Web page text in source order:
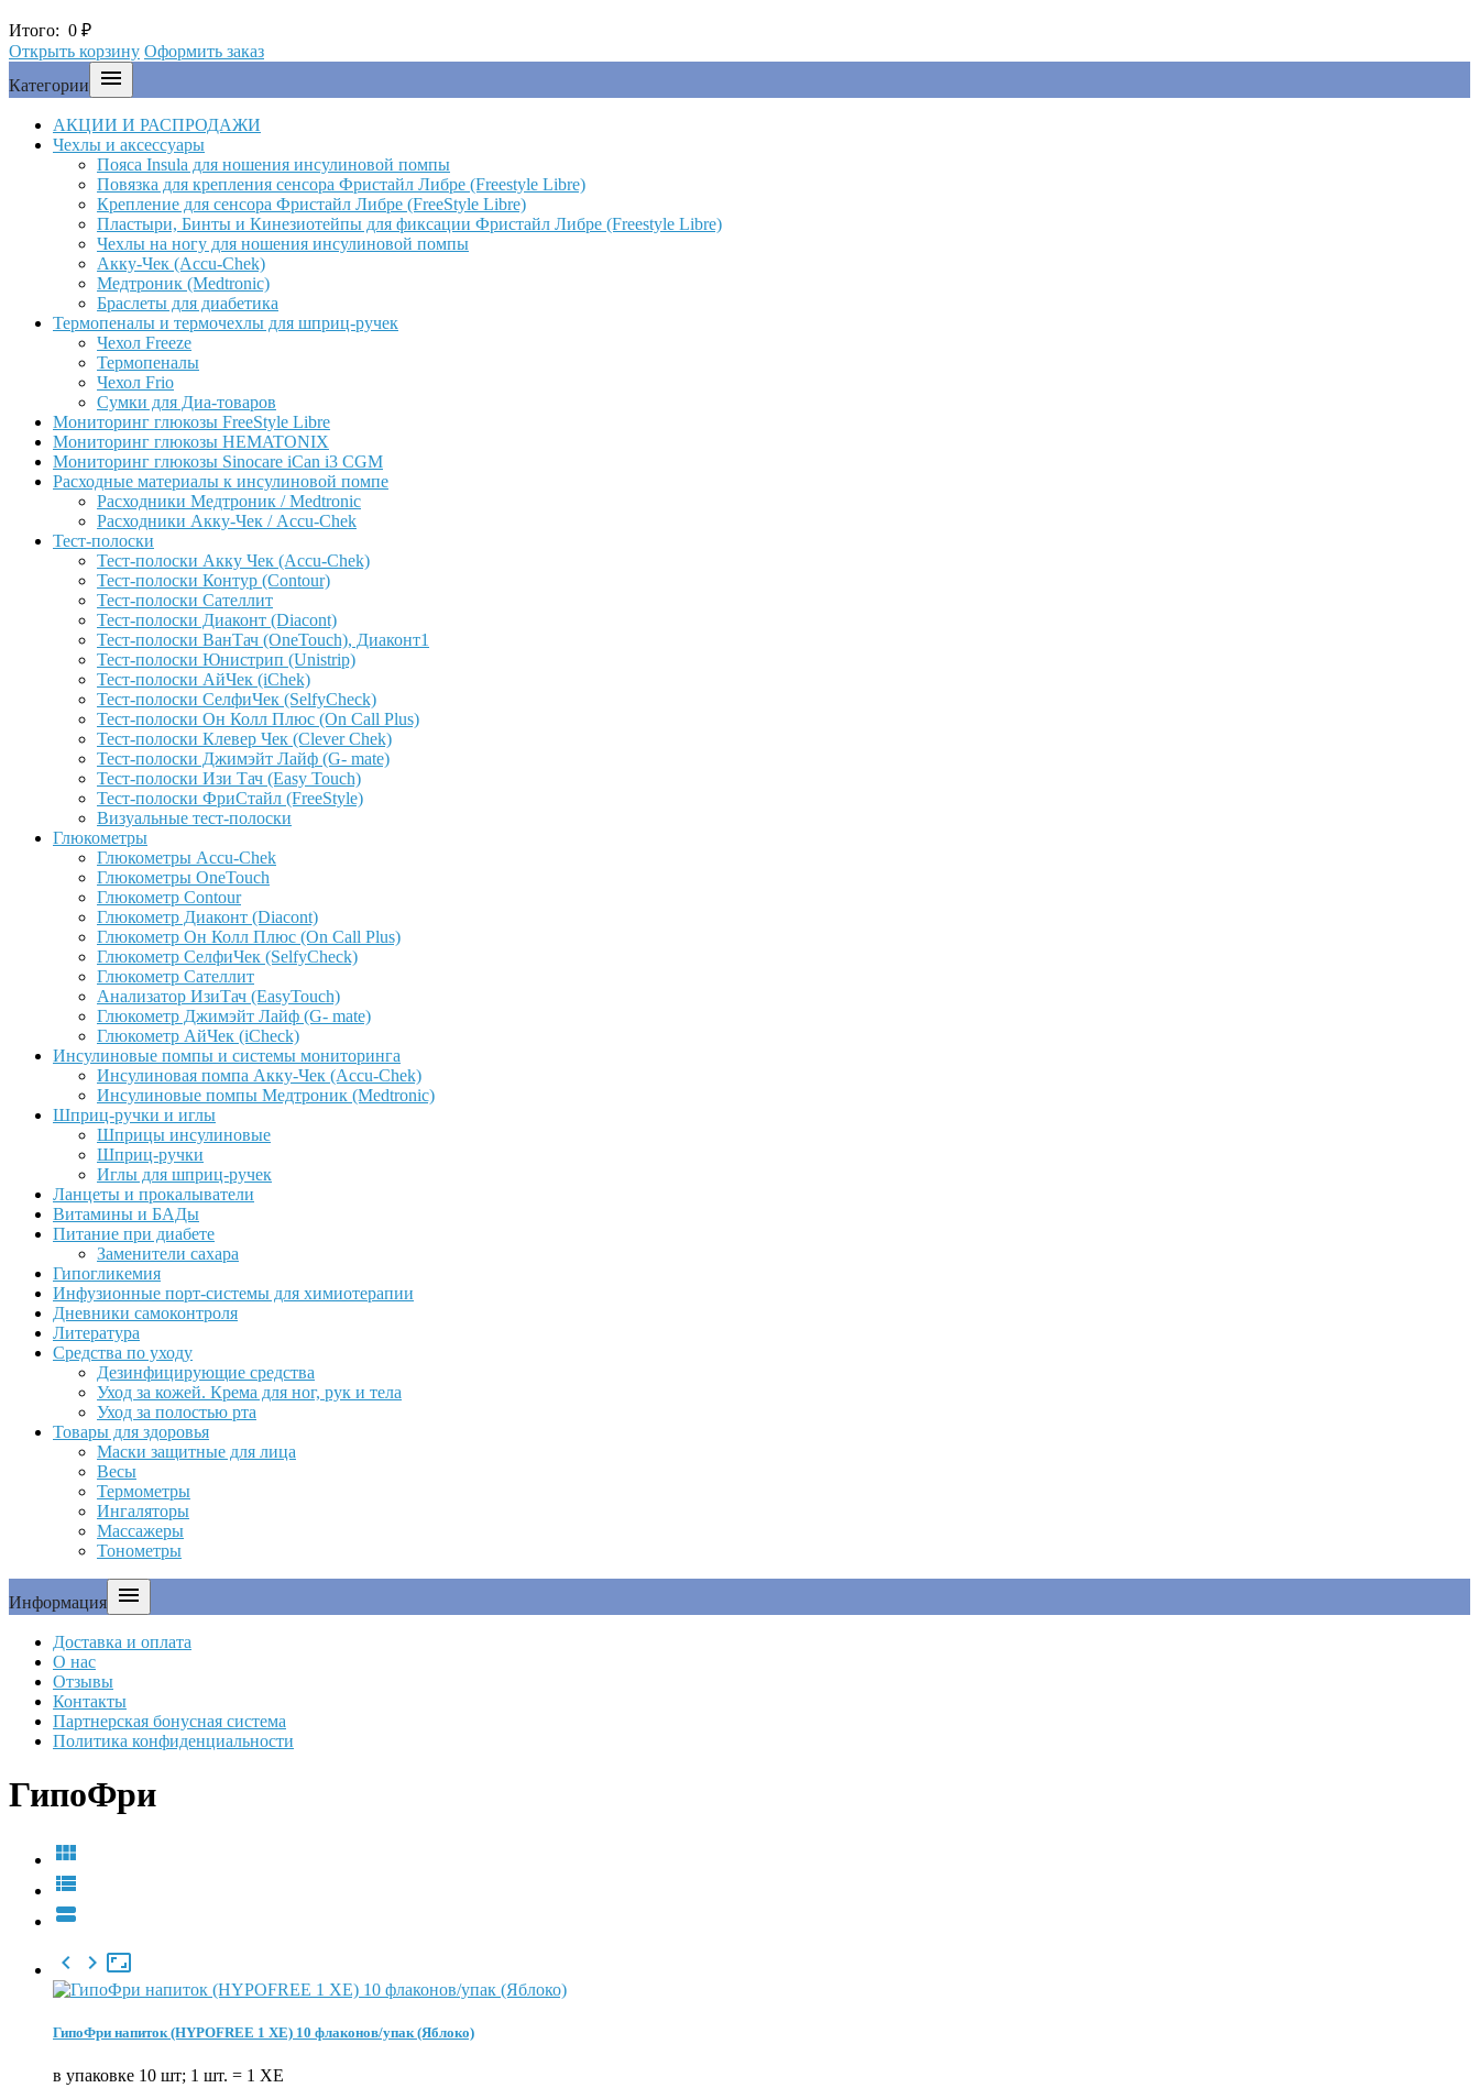
Итого: 0 ₽
Открыть корзину Оформить заказ
Категории

АКЦИИ И РАСПРОДАЖИ
Чехлы и аксессуары
Пояса Insula для ношения инсулиновой помпы
Повязка для крепления сенсора Фристайл Либре (Freestyle Libre)
Крепление для сенсора Фристайл Либре (FreeStyle Libre)
Пластыри, Бинты и Кинезиотейпы для фиксации Фристайл Либре (Freestyle Libre)
Чехлы на ногу для ношения инсулиновой помпы
Акку-Чек (Accu-Chek)
Медтроник (Medtronic)
Браслеты для диабетика
Термопеналы и термочехлы для шприц-ручек
Чехол Freeze
Термопеналы
Чехол Frio
Сумки для Диа-товаров
Мониторинг глюкозы FreeStyle Libre
Мониторинг глюкозы HEMATONIX
Мониторинг глюкозы Sinocare iCan i3 CGM
Расходные материалы к инсулиновой помпе
Расходники Медтроник / Medtronic
Расходники Акку-Чек / Accu-Chek
Тест-полоски
Тест-полоски Акку Чек (Accu-Chek)
Тест-полоски Контур (Contour)
Тест-полоски Сателлит
Тест-полоски Диаконт (Diacont)
Тест-полоски ВанТач (OneTouch), Диаконт1
Тест-полоски Юнистрип (Unistrip)
Тест-полоски АйЧек (iChek)
Тест-полоски СелфиЧек (SelfyCheck)
Тест-полоски Он Колл Плюс (On Call Plus)
Тест-полоски Клевер Чек (Clever Chek)
Тест-полоски Джимэйт Лайф (G- mate)
Тест-полоски Изи Тач (Easy Touch)
Тест-полоски ФриCтайл (FreeStyle)
Визуальные тест-полоски
Глюкометры
Глюкометры Accu-Сhek
Глюкометры OneTouch
Глюкометр Contour
Глюкометр Диаконт (Diacont)
Глюкометр Он Колл Плюс (On Call Plus)
Глюкометр СелфиЧек (SelfyCheck)
Глюкометр Сателлит
Анализатор ИзиТач (EasyTouch)
Глюкометр Джимэйт Лайф (G- mate)
Глюкометр АйЧек (iCheck)
Инсулиновые помпы и системы мониторинга
Инсулиновая помпа Акку-Чек (Accu-Chek)
Инсулиновые помпы Медтроник (Medtronic)
Шприц-ручки и иглы
Шприцы инсулиновые
Шприц-ручки
Иглы для шприц-ручек
Ланцеты и прокалыватели
Витамины и БАДы
Питание при диабете
Заменители сахара
Гипогликемия
Инфузионные порт-системы для химиотерапии
Дневники самоконтроля
Литература
Средства по уходу
Дезинфицирующие средства
Уход за кожей. Крема для ног, рук и тела
Уход за полостью рта
Товары для здоровья
Маски защитные для лица
Весы
Термометры
Ингаляторы
Массажеры
Тонометры
Информация 
Доставка и оплата
О нас
Отзывы
Контакты
Партнерская бонусная система
Политика конфиденциальности
ГипоФри




 
ГипоФри напиток (HYPOFREE 1 ХЕ) 10 флаконов/упак (Яблоко)
в упаковке 10 шт; 1 шт. = 1 ХЕ